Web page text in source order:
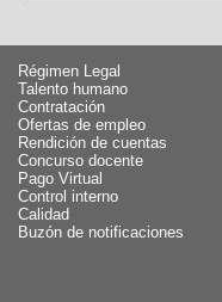
Régimen Legal
Talento humano
Contratación
Ofertas de empleo
Rendición de cuentas
Concurso docente
Pago Virtual
Control interno
Calidad
Buzón de notificaciones